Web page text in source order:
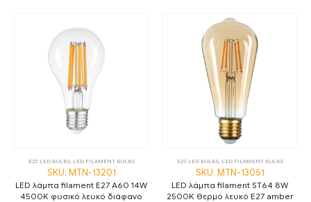
E27, LED BULBS, LED FILAMENT BULBS
SKU: MTN-13201
LED λάμπα filament E27 A60 14W
4500K φυσικό λευκό διάφανο
E27, LED BULBS, LED FILAMENT BULBS
SKU: MTN-13051
LED λάμπα filament ST64 8W
2500K θερμό λευκό E27 amber